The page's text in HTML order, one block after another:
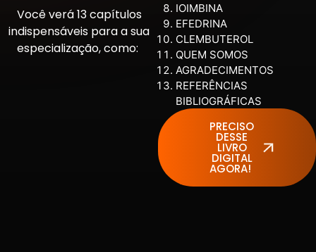
Você verá 13 capítulos
indispensáveis para a sua
especialização, como:
IOIMBINA
EFEDRINA
CLEMBUTEROL
QUEM SOMOS
AGRADECIMENTOS
REFERÊNCIAS
BIBLIOGRÁFICAS
PRECISO
DESSE
LIVRO
DIGITAL
AGORA!